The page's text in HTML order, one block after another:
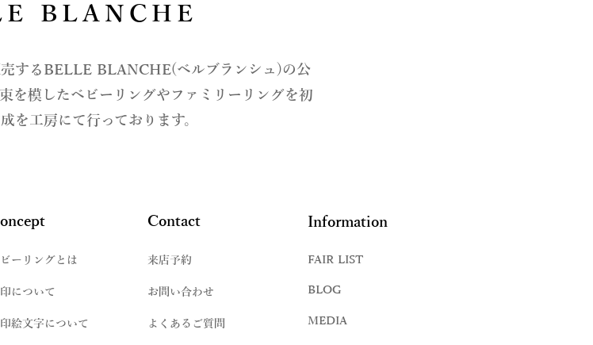
BLANCHE
売するBELLE BLANCHE(ベルブランシュ)の公
を模したベビーリングやファミリーリングを初
を工房にて行っております。
ーリングとは
について
絵文字について
Contact
来店予約
お問い合わせ
よくあるご質問
Information
FAIR LIST
BLOG
MEDIA